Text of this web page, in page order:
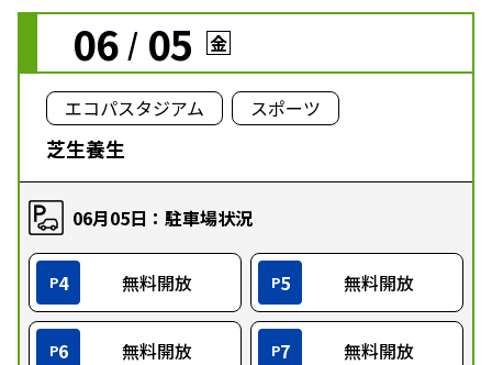
06 / 05 金
エコパスタジアム スポーツ
芝生養生
06月05日：駐車場状況
P4 無料開放 P5 無料開放
P6 無料開放 P7 無料開放